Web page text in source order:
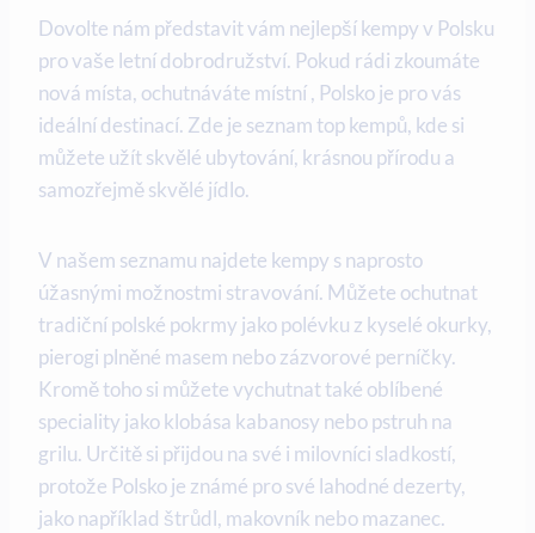
Dovolte nám představit vám nejlepší kempy v Polsku
pro vaše ⁣letní dobrodružství. Pokud rádi zkoumáte
nová místa,​ ochutnáváte místní , Polsko je pro vás
ideální destinací. Zde⁢ je seznam top kempů, kde‌ si
můžete užít skvělé ubytování, krásnou ​přírodu a
samozřejmě skvělé jídlo.
V našem seznamu najdete kempy s naprosto
úžasnými možnostmi stravování. Můžete ochutnat​
tradiční‍ polské pokrmy jako polévku z kyselé okurky,
pierogi plněné masem nebo zázvorové perníčky.‌
Kromě toho ‍si můžete⁣ vychutnat také oblíbené
speciality jako klobása kabanosy ‍nebo pstruh na
grilu. Určitě‌ si přijdou na své ⁢i milovníci sladkostí,
⁢protože Polsko ⁣je známé pro své lahodné dezerty,
jako⁣ například štrůdl, makovník nebo mazanec.